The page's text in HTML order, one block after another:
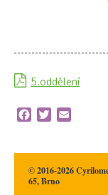
5.oddělení
Facebook
Twitter
© 2016-2026
65, Brno